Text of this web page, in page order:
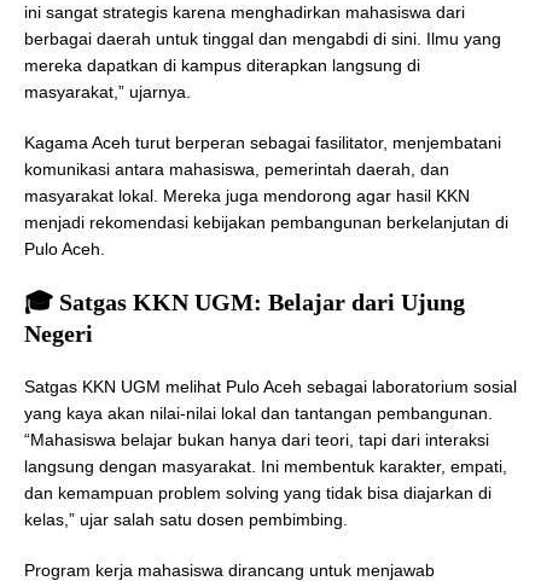
ini sangat strategis karena menghadirkan mahasiswa dari
berbagai daerah untuk tinggal dan mengabdi di sini. Ilmu yang
mereka dapatkan di kampus diterapkan langsung di
masyarakat,” ujarnya.
Kagama Aceh turut berperan sebagai fasilitator, menjembatani
komunikasi antara mahasiswa, pemerintah daerah, dan
masyarakat lokal. Mereka juga mendorong agar hasil KKN
menjadi rekomendasi kebijakan pembangunan berkelanjutan di
Pulo Aceh.
🎓 Satgas KKN UGM: Belajar dari Ujung
Negeri
Satgas KKN UGM melihat Pulo Aceh sebagai laboratorium sosial
yang kaya akan nilai-nilai lokal dan tantangan pembangunan.
“Mahasiswa belajar bukan hanya dari teori, tapi dari interaksi
langsung dengan masyarakat. Ini membentuk karakter, empati,
dan kemampuan problem solving yang tidak bisa diajarkan di
kelas,” ujar salah satu dosen pembimbing.
Program kerja mahasiswa dirancang untuk menjawab